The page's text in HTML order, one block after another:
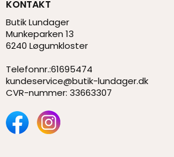
KONTAKT
Butik Lundager
Munkeparken 13
6240 Løgumkloster
Telefonnr.:61695474
kundeservice@butik-lundager.dk
CVR-nummer: 33663307